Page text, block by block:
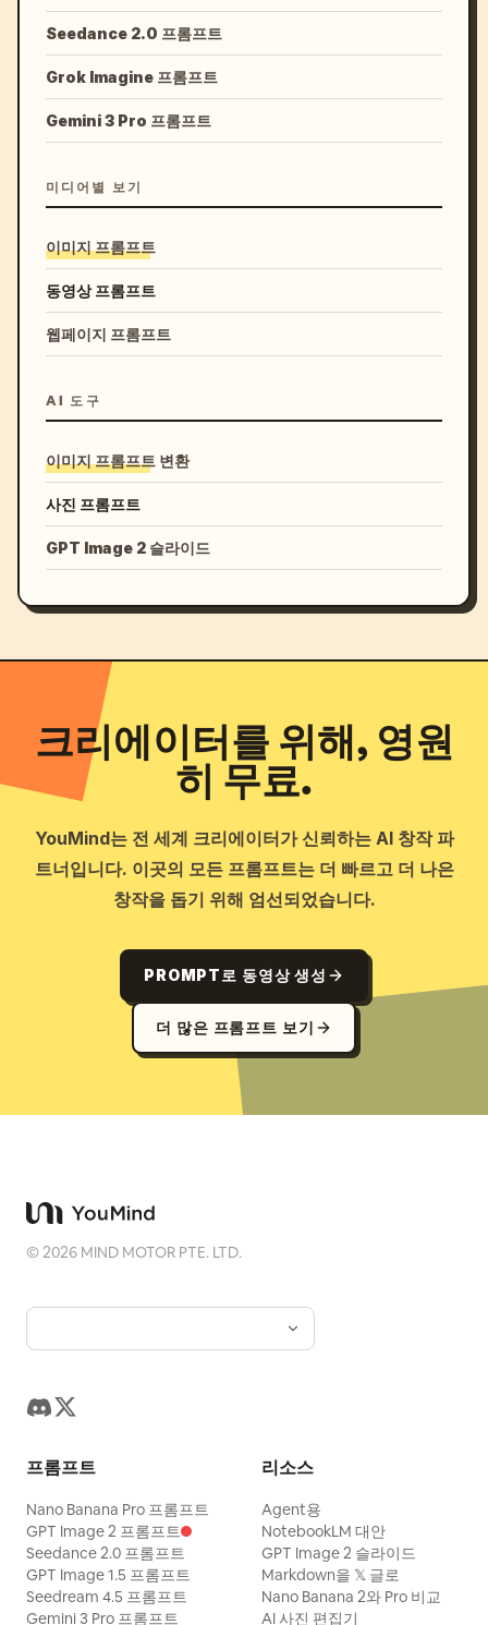
Seedance 2.0 프롬프트
Grok Imagine 프롬프트
Gemini 3 Pro 프롬프트
미디어별 보기
이미지 프롬프트
동영상 프롬프트
웹페이지 프롬프트
AI 도구
이미지 프롬프트 변환
사진 프롬프트
GPT Image 2 슬라이드
크리에이터를 위해, 영원
히 무료.
YouMind는 전 세계 크리에이터가 신뢰하는 AI 창작 파
트너입니다. 이곳의 모든 프롬프트는 더 빠르고 더 나은
창작을 돕기 위해 엄선되었습니다.
PROMPT로 동영상 생성
더 많은 프롬프트 보기
©2026 MIND MOTOR PTE. LTD.
프롬프트
Nano Banana Pro 프롬프트
GPT Image 2 프롬프트
Seedance 2.0 프롬프트
GPT Image 1.5 프롬프트
Seedream 4.5 프롬프트
Gemini 3 Pro 프롬프트
리소스
Agent용
NotebookLM 대안
GPT Image 2 슬라이드
Markdown을 𝕏 글로
Nano Banana 2와 Pro 비교
AI 사진 편집기